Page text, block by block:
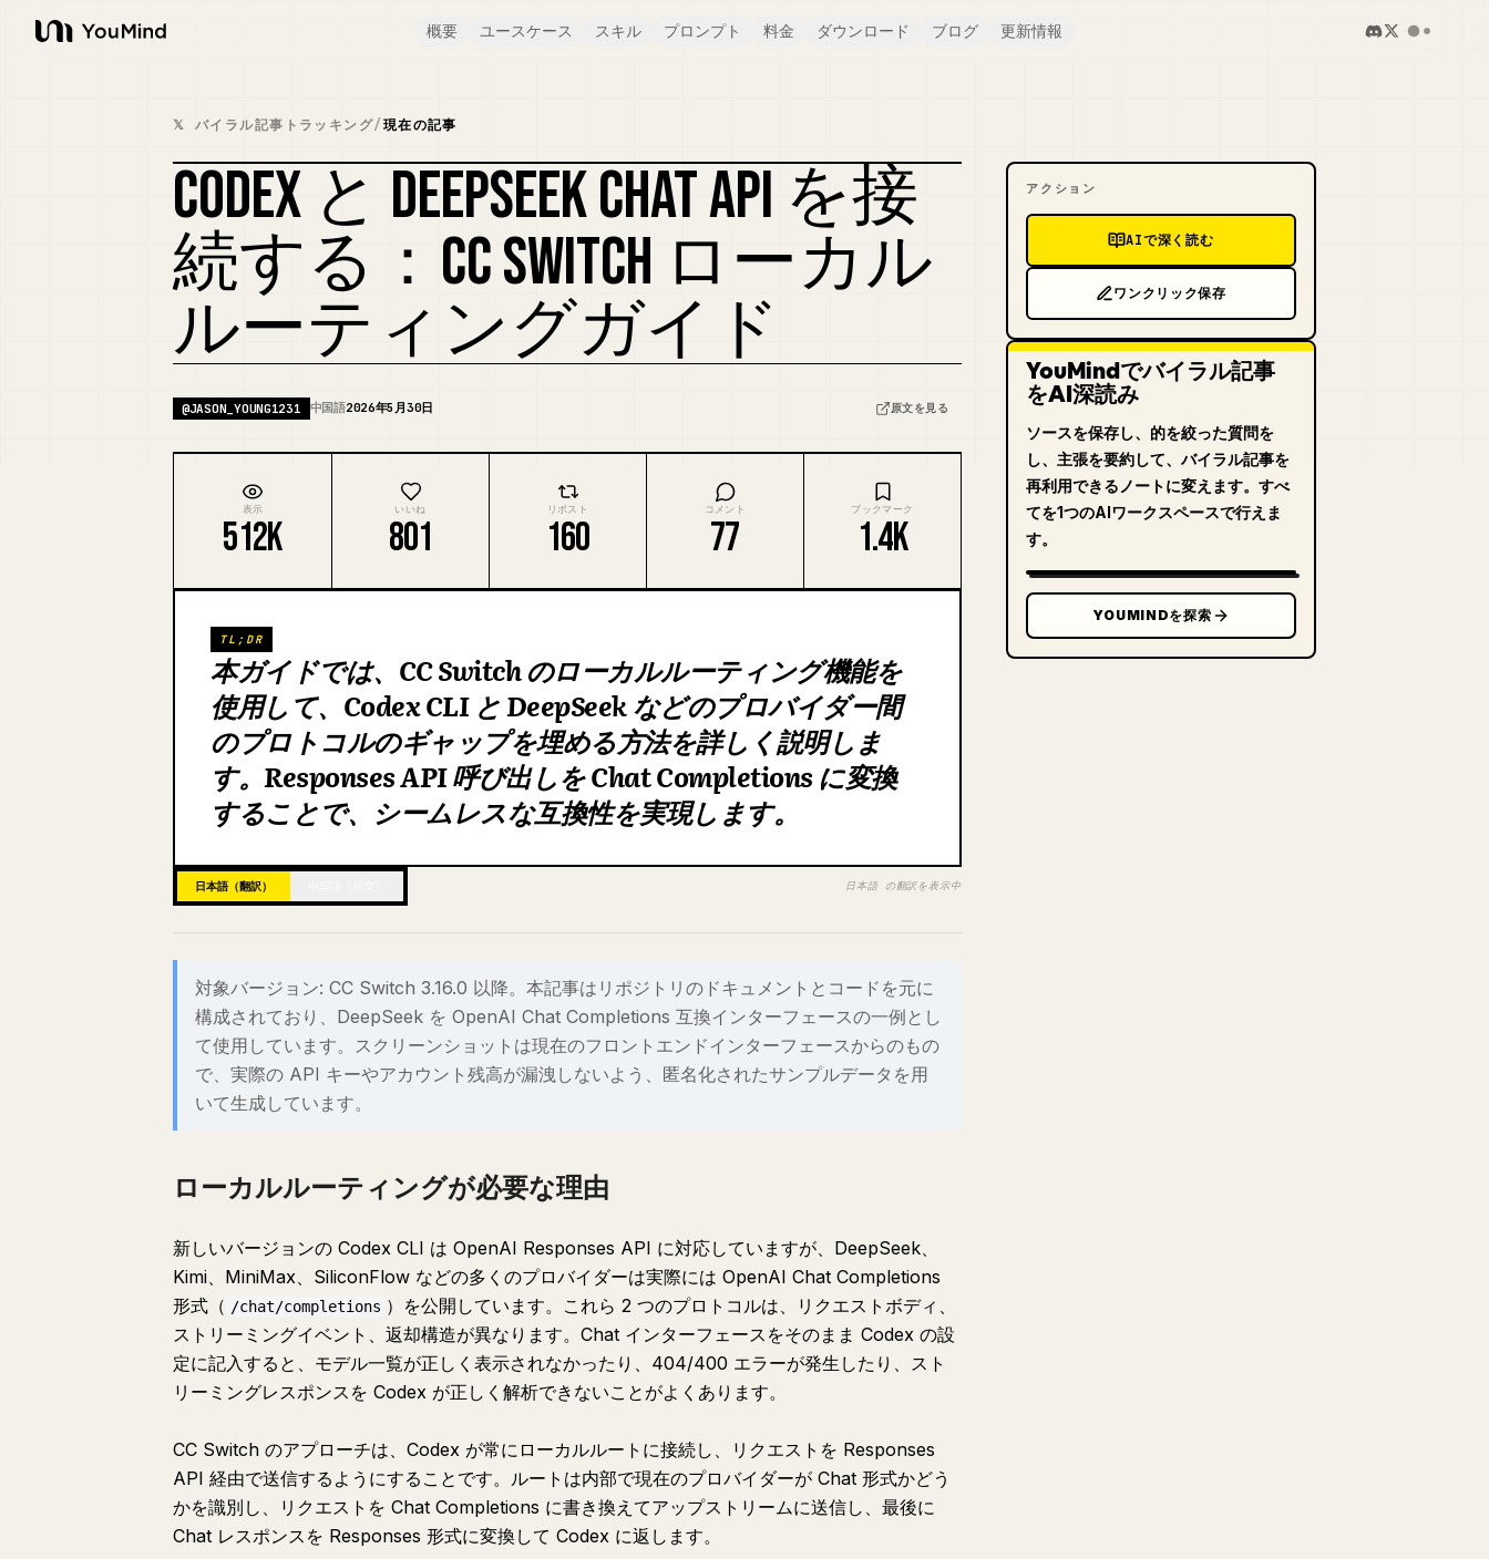
YouMind
概要 ユースケース スキル プロンプト 料金 ダウンロード ブログ 更新情報
𝕏 バイラル記事トラッキング/現在の記事
カバーをリミックス
CODEX と DEEPSEEK CHAT API を接
続する：CC SWITCH ローカル
ルーティングガイド
@JASON_YOUNG1231 中国語2026年5月30日 原文を見る
表示
512K
いいね
801
リポスト
160
コメント
77
ブックマーク
1.4K
TL;DR
本ガイドでは、CC Switch のローカルルーティング機能を
使用して、Codex CLI と DeepSeek などのプロバイダー間
のプロトコルのギャップを埋める方法を詳しく説明しま
す。Responses API 呼び出しを Chat Completions に変換
することで、シームレスな互換性を実現します。
日本語（翻訳） 日本語 の翻訳を表示中
対象バージョン: CC Switch 3.16.0 以降。本記事はリポジトリのドキュメントとコードを元に
構成されており、DeepSeek を OpenAI Chat Completions 互換インターフェースの一例とし
て使用しています。スクリーンショットは現在のフロントエンドインターフェースからのもの
で、実際の API キーやアカウント残高が漏洩しないよう、匿名化されたサンプルデータを用
いて生成しています。
ローカルルーティングが必要な理由
新しいバージョンの Codex CLI は OpenAI Responses API に対応していますが、DeepSeek、
Kimi、MiniMax、SiliconFlow などの多くのプロバイダーは実際には OpenAI Chat Completions
形式（ /chat/completions ）を公開しています。これら 2 つのプロトコルは、リクエストボディ、
ストリーミングイベント、返却構造が異なります。Chat インターフェースをそのまま Codex の設
定に記入すると、モデル一覧が正しく表示されなかったり、404/400 エラーが発生したり、スト
リーミングレスポンスを Codex が正しく解析できないことがよくあります。
CC Switch のアプローチは、Codex が常にローカルルートに接続し、リクエストを Responses
API 経由で送信するようにすることです。ルートは内部で現在のプロバイダーが Chat 形式かどう
かを識別し、リクエストを Chat Completions に書き換えてアップストリームに送信し、最後に
Chat レスポンスを Responses 形式に変換して Codex に返します。
アクション
AIで深く読む
ワンクリック保存
YouMindでバイラル記事
をAI深読み
ソースを保存し、的を絞った質問を
し、主張を要約して、バイラル記事を
再利用できるノートに変えます。すべ
てを1つのAIワークスペースで行えま
す。
YOUMINDを探索